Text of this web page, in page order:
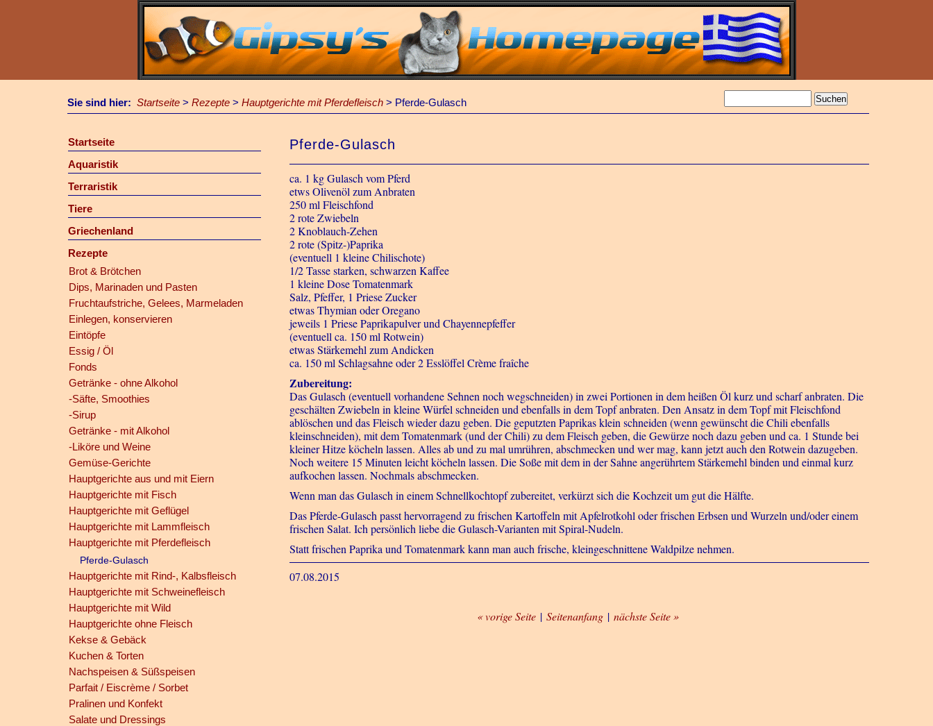
Sie sind hier: Startseite > Rezepte > Hauptgerichte mit Pferdefleisch > Pferde-Gulasch
Startseite
Aquaristik
Terraristik
Tiere
Griechenland
Rezepte
Brot & Brötchen
Dips, Marinaden und Pasten
Fruchtaufstriche, Gelees, Marmeladen
Einlegen, konservieren
Eintöpfe
Essig / Öl
Fonds
Getränke - ohne Alkohol
-Säfte, Smoothies
-Sirup
Getränke - mit Alkohol
-Liköre und Weine
Gemüse-Gerichte
Hauptgerichte aus und mit Eiern
Hauptgerichte mit Fisch
Hauptgerichte mit Geflügel
Hauptgerichte mit Lammfleisch
Hauptgerichte mit Pferdefleisch
Pferde-Gulasch
Hauptgerichte mit Rind-, Kalbsfleisch
Hauptgerichte mit Schweinefleisch
Hauptgerichte mit Wild
Hauptgerichte ohne Fleisch
Kekse & Gebäck
Kuchen & Torten
Nachspeisen & Süßspeisen
Parfait / Eiscrème / Sorbet
Pralinen und Konfekt
Salate und Dressings
Pferde-Gulasch
ca. 1 kg Gulasch vom Pferd
etws Olivenöl zum Anbraten
250 ml Fleischfond
2 rote Zwiebeln
2 Knoblauch-Zehen
2 rote (Spitz-)Paprika
(eventuell 1 kleine Chilischote)
1/2 Tasse starken, schwarzen Kaffee
1 kleine Dose Tomatenmark
Salz, Pfeffer, 1 Priese Zucker
etwas Thymian oder Oregano
jeweils 1 Priese Paprikapulver und Chayennepfeffer
(eventuell ca. 150 ml Rotwein)
etwas Stärkemehl zum Andicken
ca. 150 ml Schlagsahne oder 2 Esslöffel Crème fraîche
Zubereitung:
Das Gulasch (eventuell vorhandene Sehnen noch wegschneiden) in zwei Portionen in dem heißen Öl kurz und scharf anbraten. Die
geschälten Zwiebeln in kleine Würfel schneiden und ebenfalls in dem Topf anbraten. Den Ansatz in dem Topf mit Fleischfond
ablöschen und das Fleisch wieder dazu geben. Die geputzten Paprikas klein schneiden (wenn gewünscht die Chili ebenfalls
kleinschneiden), mit dem Tomatenmark (und der Chili) zu dem Fleisch geben, die Gewürze noch dazu geben und ca. 1 Stunde bei
kleiner Hitze köcheln lassen. Alles ab und zu mal umrühren, abschmecken und wer mag, kann jetzt auch den Rotwein dazugeben.
Noch weitere 15 Minuten leicht köcheln lassen. Die Soße mit dem in der Sahne angerührtem Stärkemehl binden und einmal kurz
aufkochen lassen. Nochmals abschmecken.
Wenn man das Gulasch in einem Schnellkochtopf zubereitet, verkürzt sich die Kochzeit um gut die Hälfte.
Das Pferde-Gulasch passt hervorragend zu frischen Kartoffeln mit Apfelrotkohl oder frischen Erbsen und Wurzeln und/oder einem
frischen Salat. Ich persönlich liebe die Gulasch-Varianten mit Spiral-Nudeln.
Statt frischen Paprika und Tomatenmark kann man auch frische, kleingeschnittene Waldpilze nehmen.
07.08.2015
« vorige Seite | Seitenanfang | nächste Seite »